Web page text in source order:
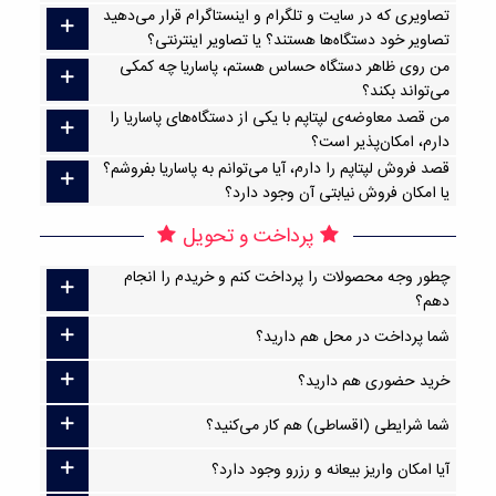
تصاویری که در سایت و تلگرام و اینستاگرام قرار می‌دهید
تصاویر خود دستگاه‌ها هستند؟ یا تصاویر اینترنتی؟
من روی ظاهر دستگاه حساس هستم، پاساریا چه کمکی
می‌تواند بکند؟
من قصد معاوضه‌ی لپتاپم با یکی از دستگاه‌های پاساریا را
دارم، امکان‌پذیر است؟
قصد فروش لپتاپم را دارم، آیا می‌توانم به پاساریا بفروشم؟
یا امکان فروش نیابتی آن وجود دارد؟
پرداخت و تحویل
چطور وجه محصولات را پرداخت کنم و خریدم را انجام
دهم؟
شما پرداخت در محل هم دارید؟
خرید حضوری هم دارید؟
شما شرایطی (اقساطی) هم کار می‌کنید؟
آیا امکان واریز بیعانه و رزرو وجود دارد؟